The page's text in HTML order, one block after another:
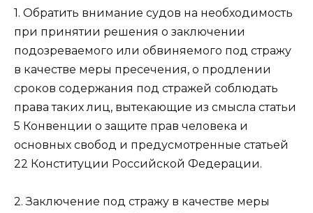
1. Обратить внимание судов на необходимость
при принятии решения о заключении
подозреваемого или обвиняемого под стражу
в качестве меры пресечения, о продлении
сроков содержания под стражей соблюдать
права таких лиц, вытекающие из смысла статьи
5 Конвенции о защите прав человека и
основных свобод и предусмотренные статьей
22 Конституции Российской Федерации.
2. Заключение под стражу в качестве меры